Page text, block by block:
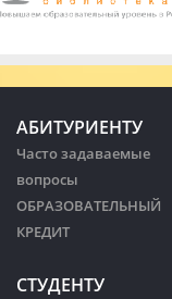
АБИТУРИЕНТУ
Часто задаваемые
вопросы
ОБРАЗОВАТЕЛЬНЫЙ
КРЕДИТ
СТУДЕНТУ